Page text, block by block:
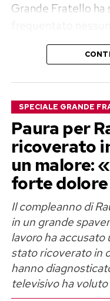
Grande Fratello ha
escludendo
disintossicarmi
persona al centro
Perla Vatiero:
vero, ma
Il rapporto tra
aveva conquistato
Islandnel 2023,
saghe sentimentali
anni di
telecamere, nuovi
nella Casa del
SPECIALE GRANDE
Paura per
ricoverato
un malore:
forte
Il compleanno di
in un grande
lavoro ha
stato ricoverato in
hanno
televisivo ha